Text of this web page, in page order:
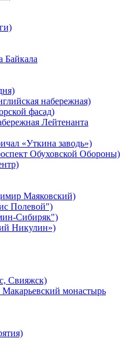
Байкала
набережная)
фасад)
Лейтенанта
«Уткина заводь»)
Обуховской Обороны)
Маяковский)
Полевой")
Сибиряк")
Никулин»)
Свияжск)
монастырь